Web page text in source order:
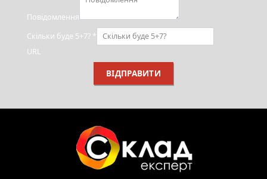
Повідомлення
Скільки буде 5+7? *
URL
ВІДПРАВИТИ